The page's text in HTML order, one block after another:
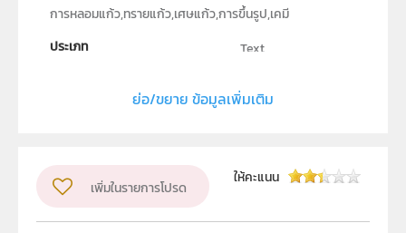
การหลอมแก้ว,ทรายแก้ว,เศษแก้ว,การขึ้นรูป,เคมี
ประเภท
Text
สถาบันส่งเสริมการสอนวิทยาศาสตร์และเทคโนโลยี (สสวท.)
วิชา
เคมี
ย่อ/ขยาย ข้อมูลเพิ่มเติม
เพิ่มในรายการโปรด
ให้คะแนน